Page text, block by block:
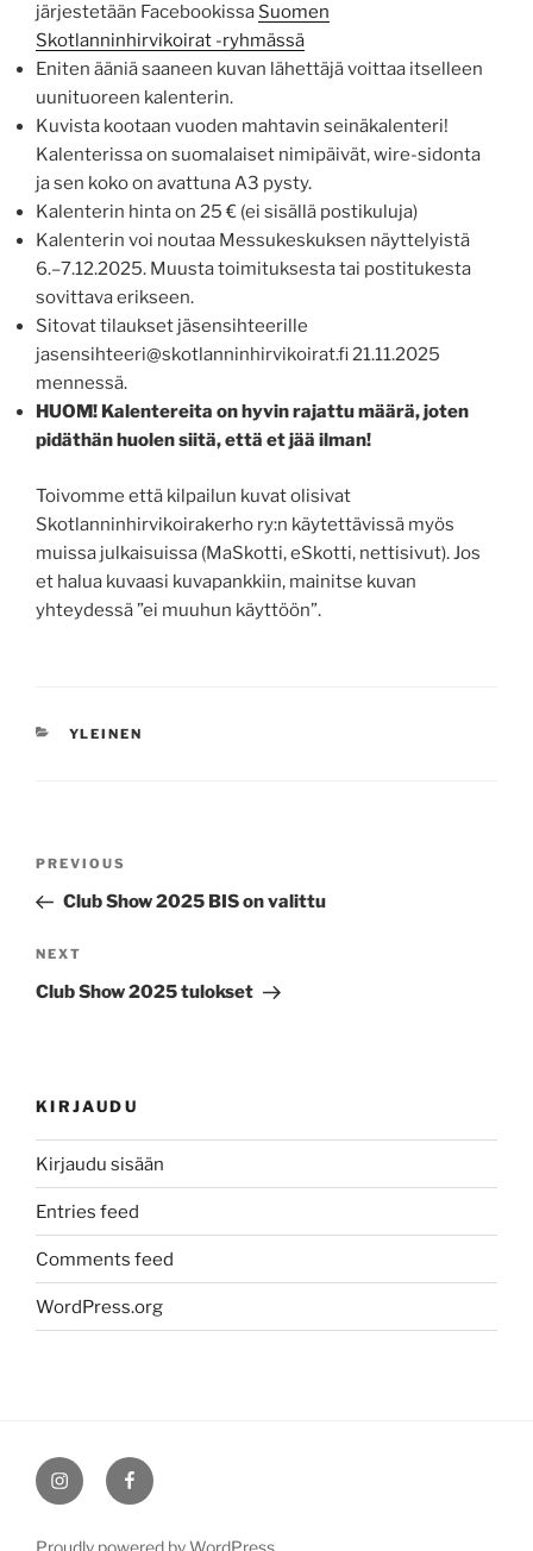
järjestetään Facebookissa Suomen
Skotlanninhirvikoirat -ryhmässä
Eniten ääniä saaneen kuvan lähettäjä voittaa itselleen
uunituoreen kalenterin.
Kuvista kootaan vuoden mahtavin seinäkalenteri!
Kalenterissa on suomalaiset nimipäivät, wire-sidonta
ja sen koko on avattuna A3 pysty.
Kalenterin hinta on 25 € (ei sisällä postikuluja)
Kalenterin voi noutaa Messukeskuksen näyttelyistä
6.–7.12.2025. Muusta toimituksesta tai postitukesta
sovittava erikseen.
Sitovat tilaukset jäsensihteerille
jasensihteeri@skotlanninhirvikoirat.fi 21.11.2025
mennessä.
HUOM! Kalentereita on hyvin rajattu määrä, joten
pidäthän huolen siitä, että et jää ilman!
Toivomme että kilpailun kuvat olisivat
Skotlanninhirvikoirakerho ry:n käytettävissä myös
muissa julkaisuissa (MaSkotti, eSkotti, nettisivut). Jos
et halua kuvaasi kuvapankkiin, mainitse kuvan
yhteydessä ”ei muuhun käyttöön”.
CATEGORIES
YLEINEN
Previous
Post
PREVIOUS
Club Show 2025 BIS on valittu
Next
Post
NEXT
Club Show 2025 tulokset
KIRJAUDU
Kirjaudu sisään
Entries feed
Comments feed
WordPress.org
InstagramFacebook